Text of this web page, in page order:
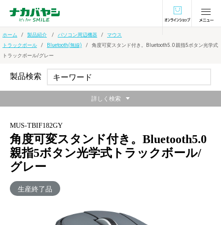
オンラインショ
ホーム 製品紹介 パソコン周辺機器
マウス
トラックボール
Bluetooth(無線)
角度可変スタンド付き。Bluetooth5.0 親指5ボタン光学式
トラックボール/グレー
MUS-TBIF182GY
角度可変スタンド付き。Bluetooth5.0
親指5ボタン光学式トラックボール/
グレー
生産終了品
製品検索
詳しく検索